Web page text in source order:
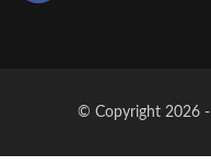
© Copyright 2026 -